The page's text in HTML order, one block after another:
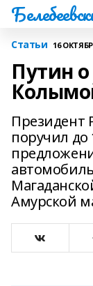
Статьи 16
Путин
Президент
поручил до
Амурской